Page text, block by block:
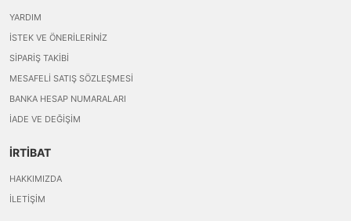
YARDIM
İSTEK VE ÖNERILERINIZ
SIPARIŞ TAKIBI
MESAFELI SATIŞ SÖZLEŞMESI
BANKA HESAP NUMARALARI
İADE VE DEĞIŞIM
İRTİBAT
HAKKIMIZDA
İLETIŞIM